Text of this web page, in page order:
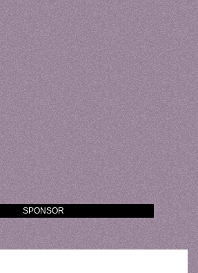
SPONSOR